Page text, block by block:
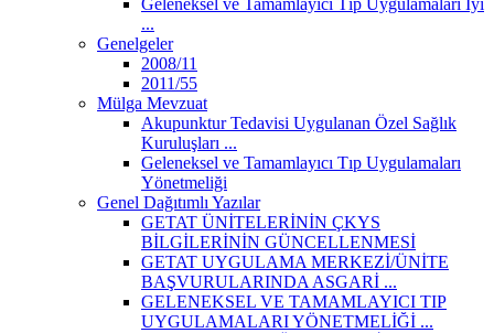
Geleneksel ve Tamamlayıcı Tıp Uygulamaları İyi
...
Genelgeler
2008/11
2011/55
Mülga Mevzuat
Akupunktur Tedavisi Uygulanan Özel Sağlık
Kuruluşları ...
Geleneksel ve Tamamlayıcı Tıp Uygulamaları
Yönetmeliği
Genel Dağıtımlı Yazılar
GETAT ÜNİTELERİNİN ÇKYS
BİLGİLERİNİN GÜNCELLENMESİ
GETAT UYGULAMA MERKEZİ/ÜNİTE
BAŞVURULARINDA ASGARİ ...
GELENEKSEL VE TAMAMLAYICI TIP
UYGULAMALARI YÖNETMELİĞİ ...